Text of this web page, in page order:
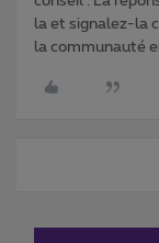
la et signalez-la
la communauté